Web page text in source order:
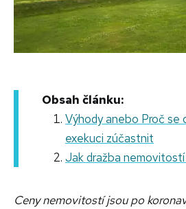
Obsah článku:
Výhody anebo Proč se
exekuci zúčastnit
Jak dražba nemovitostí
Ceny nemovitostí jsou po